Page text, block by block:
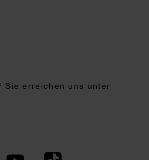
Sie erreichen uns unter
YouTubeTikTok